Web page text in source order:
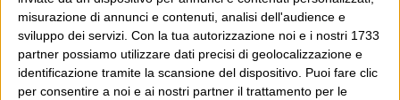
misurazione di annunci e contenuti, analisi dell'audience e
sviluppo dei servizi. Con la tua autorizzazione noi e i nostri 1733
partner possiamo utilizzare dati precisi di geolocalizzazione e
identificazione tramite la scansione del dispositivo. Puoi fare clic
per consentire a noi e ai nostri partner il trattamento per le
POST PRECEDENTE
Tutto il mondo è paese
POST SUCCESSIVO
In due righe